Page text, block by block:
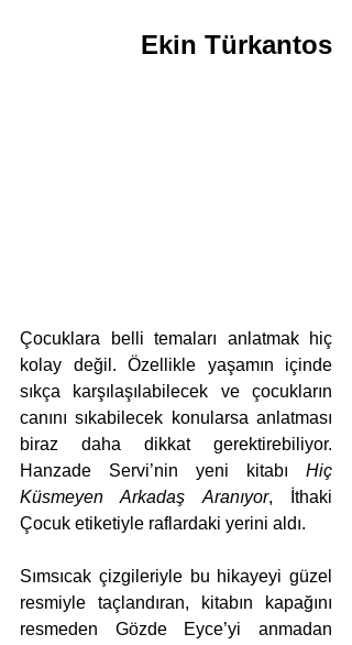
Ekin Türkantos
Çocuklara belli temaları anlatmak hiç
kolay değil. Özellikle yaşamın içinde
sıkça karşılaşılabilecek ve çocukların
canını sıkabilecek konularsa anlatması
biraz daha dikkat gerektirebiliyor.
Hanzade Servi’nin yeni kitabı Hiç
Küsmeyen Arkadaş Aranıyor, İthaki
Çocuk etiketiyle raflardaki yerini aldı.
Sımsıcak çizgileriyle bu hikayeyi güzel
resmiyle taçlandıran, kitabın kapağını
resmeden Gözde Eyce’yi anmadan